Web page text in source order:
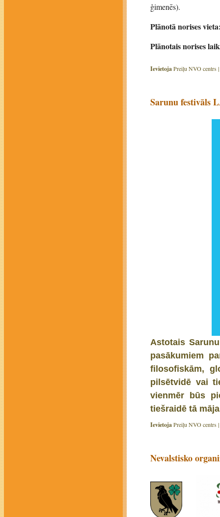
ģimenēs).
Plānotā norises
Plānotais norises
IevietojaPreiļu NVO centrs |
Sarunu festivāls
Astotais
pasākumiem
filosofiskām,
pilsētvidē vai
vienmēr būs
tiešraidē tā
IevietojaPreiļu NVO centrs |
Nevalstisko